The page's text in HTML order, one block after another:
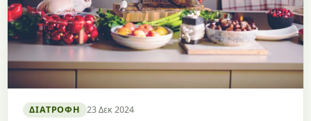
ΔΙΑΤΡΟΦΉ 23 Δεκ 2024